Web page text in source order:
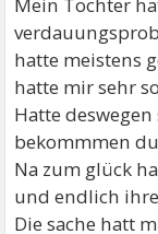
hatte meistens
hatte mir sehr
Hatte
bekommmen
Na zum glück
und endlich
Die sache hatt